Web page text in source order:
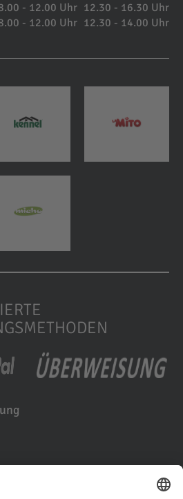
- 12.00 Uhr 12.30 - 16.30 Uhr
- 12.00 Uhr 12.30 - 14.00 Uhr